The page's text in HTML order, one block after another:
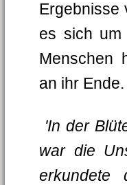
Ergebnisse
es sich um
Menschen
an ihr
'In der
war die
erkundete